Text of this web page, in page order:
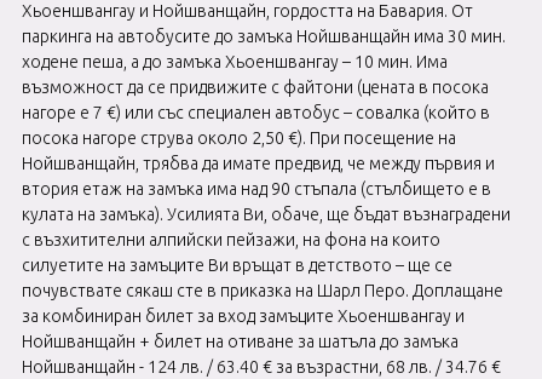
Хьоеншвангау и Нойшванщайн, гордостта на Бавария. От
паркинга на автобусите до замъка Нойшванщайн има 30 мин.
ходене пеша, а до замъка Хьоеншвангау – 10 мин. Има
възможност да се придвижите с файтони (цената в посока
нагоре е 7 €) или със специален автобус – совалка (който в
посока нагоре струва около 2,50 €). При посещение на
Нойшванщайн, трябва да имате предвид, че между първия и
втория етаж на замъка има над 90 стъпала (стълбището е в
кулата на замъка). Усилията Ви, обаче, ще бъдат възнаградени
с възхитителни алпийски пейзажи, на фона на които
силуетите на замъците Ви връщат в детството – ще се
почувствате сякаш сте в приказка на Шарл Перо. Доплащане
за комбиниран билет за вход замъците Хьоеншвангау и
Нойшванщайн + билет на отиване за шатъла до замъка
Нойшванщайн - 124 лв. / 63.40 € за възрастни, 68 лв. / 34.76 €